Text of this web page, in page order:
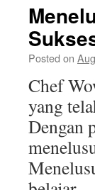
Posted on
Chef
yang
Dengan